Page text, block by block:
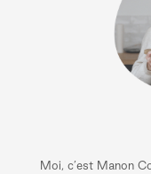
Moi, c’est Manon